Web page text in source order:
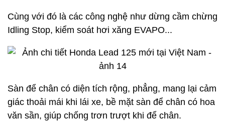
Cùng với đó là các công nghệ như dừng cầm chừng
Idling Stop, kiểm soát hơi xăng EVAPO...
Sàn để chân có diện tích rộng, phẳng, mang lại cảm
giác thoải mái khi lái xe, bề mặt sàn để chân có hoa
văn sần, giúp chống trơn trượt khi để chân.